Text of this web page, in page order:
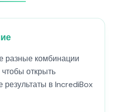
разные комбинации
открыть
результаты в IncrediBox